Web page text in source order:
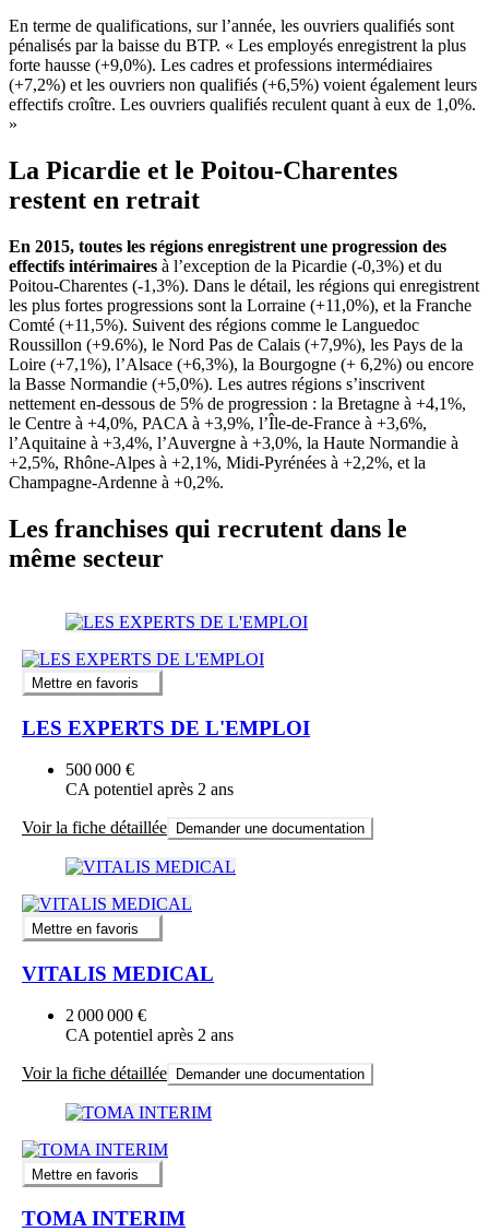
En terme de qualifications, sur l’année, les ouvriers qualifiés sont
pénalisés par la baisse du BTP. « Les employés enregistrent la plus
forte hausse (+9,0%). Les cadres et professions intermédiaires
(+7,2%) et les ouvriers non qualifiés (+6,5%) voient également leurs
effectifs croître. Les ouvriers qualifiés reculent quant à eux de 1,0%.
»
La Picardie et le Poitou-Charentes
restent en retrait
En 2015, toutes les régions enregistrent une progression des
effectifs intérimaires à l’exception de la Picardie (-0,3%) et du
Poitou-Charentes (-1,3%). Dans le détail, les régions qui enregistrent
les plus fortes progressions sont la Lorraine (+11,0%), et la Franche
Comté (+11,5%). Suivent des régions comme le Languedoc
Roussillon (+9.6%), le Nord Pas de Calais (+7,9%), les Pays de la
Loire (+7,1%), l’Alsace (+6,3%), la Bourgogne (+ 6,2%) ou encore
la Basse Normandie (+5,0%). Les autres régions s’inscrivent
nettement en-dessous de 5% de progression : la Bretagne à +4,1%,
le Centre à +4,0%, PACA à +3,9%, l’Île-de-France à +3,6%,
l’Aquitaine à +3,4%, l’Auvergne à +3,0%, la Haute Normandie à
+2,5%, Rhône-Alpes à +2,1%, Midi-Pyrénées à +2,2%, et la
Champagne-Ardenne à +0,2%.
Les franchises qui recrutent dans le
même secteur
Mettre en favoris
LES EXPERTS DE L'EMPLOI
500 000 €
CA potentiel après 2 ans
Voir la fiche détaillée Demander une documentation
Mettre en favoris
VITALIS MEDICAL
2 000 000 €
CA potentiel après 2 ans
Voir la fiche détaillée Demander une documentation
Mettre en favoris
TOMA INTERIM